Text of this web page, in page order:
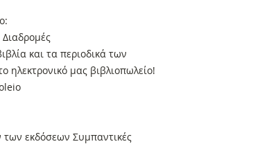
Διαδρομές
και τα περιοδικά των
ηλεκτρονικό μας βιβλιοπωλείο!
των εκδόσεων Συμπαντικές